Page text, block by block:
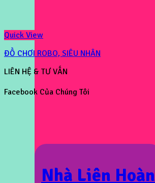
Nhà Liên Hoàn
Quick View
ĐỒ CHƠI ROBO, SIÊU NHÂN
LIÊN HỆ & TƯ VẤN
Facebook Của Chúng Tôi